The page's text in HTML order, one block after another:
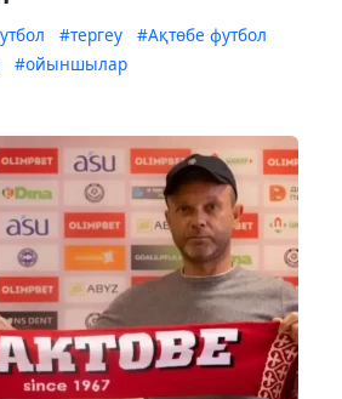
#тергеу
#Ақтөбе футбол
#ойыншылар